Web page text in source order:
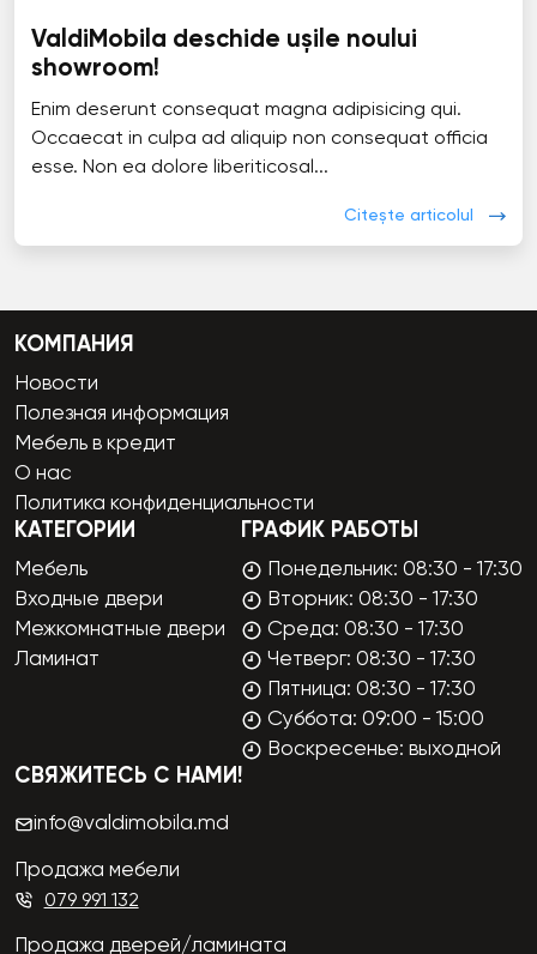
ValdiMobila deschide ușile noului
showroom!
Enim deserunt consequat magna adipisicing qui.
Occaecat in culpa ad aliquip non consequat officia
esse. Non ea dolore liberiticosal...
Citește articolul
КОМПАНИЯ
Новости
Полезная информация
Мебель в кредит
О нас
Политика конфиденциальности
КАТЕГОРИИ
Мебель
Входные двери
Межкомнатные двери
Ламинат
ГРАФИК РАБОТЫ
Понедельник: 08:30 - 17:30
Вторник: 08:30 - 17:30
Среда: 08:30 - 17:30
Четверг: 08:30 - 17:30
Пятница: 08:30 - 17:30
Суббота: 09:00 - 15:00
Воскресенье: выходной
СВЯЖИТЕСЬ С НАМИ!
info@valdimobila.md
Продажа мебели
079 991 132
Продажа дверей/ламината